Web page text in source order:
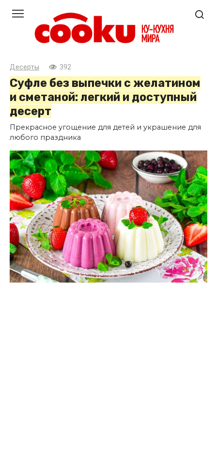
контенту
Десерты 392
Суфле без выпечки с желатином
и сметаной: легкий и доступный
десерт
Прекрасное угощение для детей и украшение для
любого праздника